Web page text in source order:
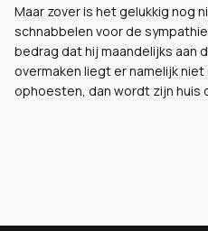
Maar zover is het gelukkig nog
schnabbelen voor de
bedrag dat hij maandelijks aan
overmaken liegt er namelijk
ophoesten, dan wordt zijn huis